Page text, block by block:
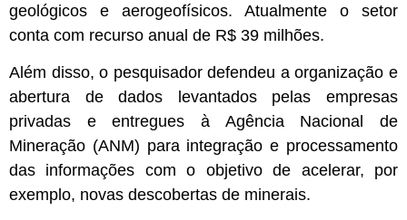
geológicos e aerogeofísicos. Atualmente o setor
conta com recurso anual de R$ 39 milhões.
Além disso, o pesquisador defendeu a organização e
abertura de dados levantados pelas empresas
privadas e entregues à Agência Nacional de
Mineração (ANM) para integração e processamento
das informações com o objetivo de acelerar, por
exemplo, novas descobertas de minerais.